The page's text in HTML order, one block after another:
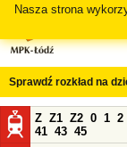
Nasza strona
Sprawdź rozkład na
Z Z1 Z2 0 1 2
41 43 45